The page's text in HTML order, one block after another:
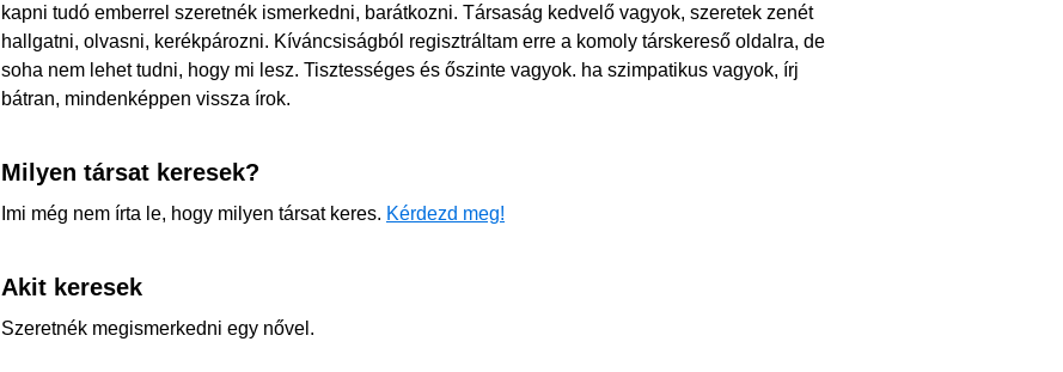
kapni tudó emberrel szeretnék ismerkedni, barátkozni. Társaság kedvelő vagyok, szeretek zenét
hallgatni, olvasni, kerékpározni. Kíváncsiságból regisztráltam erre a komoly társkereső oldalra, de
soha nem lehet tudni, hogy mi lesz. Tisztességes és őszinte vagyok. ha szimpatikus vagyok, írj
bátran, mindenképpen vissza írok.
Milyen társat keresek?
Imi még nem írta le, hogy milyen társat keres. Kérdezd meg!
Akit keresek
Szeretnék megismerkedni egy nővel.